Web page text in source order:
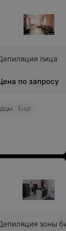
лица
по запросу
Еще
зоны